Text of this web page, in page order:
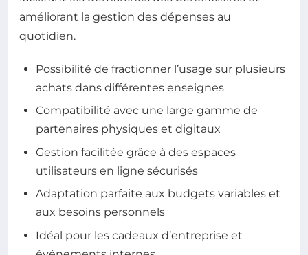
améliorant la gestion des dépenses au
quotidien.
Possibilité de fractionner l’usage sur plusieurs
achats dans différentes enseignes
Compatibilité avec une large gamme de
partenaires physiques et digitaux
Gestion facilitée grâce à des espaces
utilisateurs en ligne sécurisés
Adaptation parfaite aux budgets variables et
aux besoins personnels
Idéal pour les cadeaux d’entreprise et